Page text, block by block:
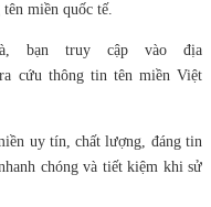
miền quốc tế.
bạn truy cập vào địa
cứu thông tin tên miền Việt
uy tín, chất lượng, đáng tin
chóng và tiết kiệm khi sử